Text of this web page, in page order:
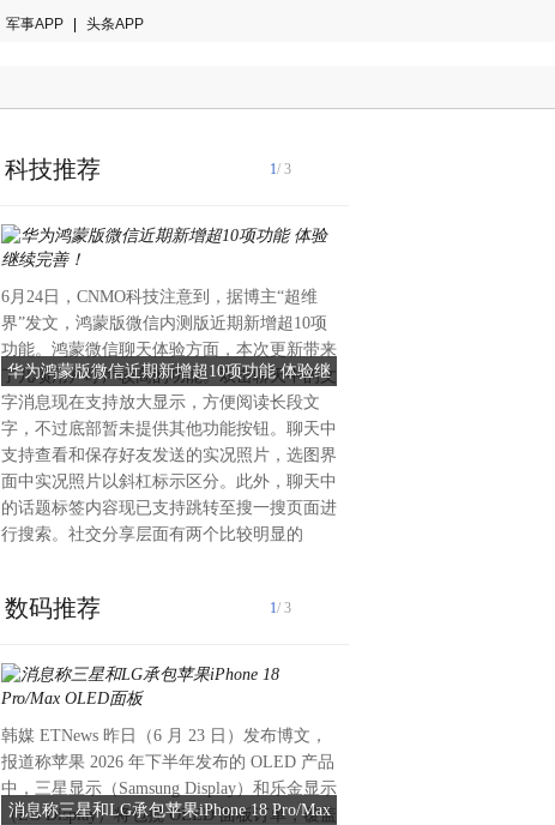
军事APP 头条APP
科技推荐
华为鸿蒙版微信近期新增超10项功能 体验继
续完善！
6月24日，CNMO科技注意到，据博主“超维
界”发文，鸿蒙版微信内测版近期新增超10项
功能。鸿蒙微信聊天体验方面，本次更新带来
了几项用户呼声较高的功能。双击聊天中的文
字消息现在支持放大显示，方便阅读长段文
字，不过底部暂未提供其他功能按钮。聊天中
支持查看和保存好友发送的实况照片，选图界
面中实况照片以斜杠标示区分。此外，聊天中
的话题标签内容现已支持跳转至搜一搜页面进
行搜索。社交分享层面有两个比较明显的
1/ 3
数码推荐
消息称三星和LG承包苹果iPhone 18 Pro/Max
韩媒 ETNews 昨日（6 月 23 日）发布博文，
报道称苹果 2026 年下半年发布的 OLED 产品
中，三星显示（Samsung Display）和乐金显示
（LG Display）将包揽 OLED 面板订单，覆盖
1/ 3